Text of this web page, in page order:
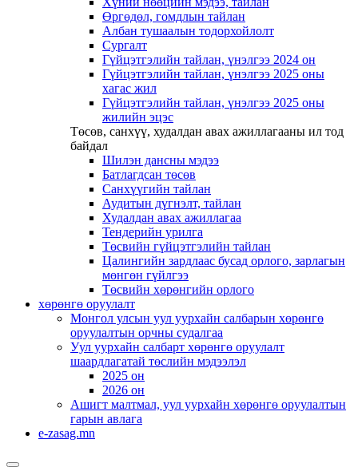
Өргөдөл, гомдлын тайлан
Албан тушаалын тодорхойлолт
Сургалт
Гүйцэтгэлийн тайлан, үнэлгээ 2024 он
Гүйцэтгэлийн тайлан, үнэлгээ 2025 оны
хагас жил
Гүйцэтгэлийн тайлан, үнэлгээ 2025 оны
жилийн эцэс
Төсөв, санхүү, худалдан авах ажиллагааны ил тод
байдал
Шилэн дансны мэдээ
Батлагдсан төсөв
Санхүүгийн тайлан
Аудитын дүгнэлт, тайлан
Худалдан авах ажиллагаа
Тендерийн урилга
Төсвийн гүйцэтгэлийн тайлан
Цалингийн зардлаас бусад орлого, зарлагын
мөнгөн гүйлгээ
Төсвийн хөрөнгийн орлого
хөрөнгө оруулалт
Монгол улсын уул уурхайн салбарын хөрөнгө
оруулалтын орчны судалгаа
Уул уурхайн салбарт хөрөнгө оруулалт
шаардлагатай төслийн мэдээлэл
2025 он
2026 он
Ашигт малтмал, уул уурхайн хөрөнгө оруулалтын
гарын авлага
e-zasag.mn